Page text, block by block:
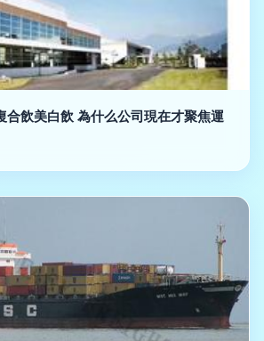
合飲美白飲 為什么公司現在才聚焦運